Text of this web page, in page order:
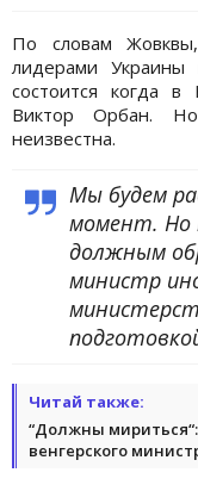
По словам
лидерами
состоится когда в
Виктор Орбан.
неизвестна.
Мы будем
момент. Но
должным
министр
Читай также:
“Должны
венгерского